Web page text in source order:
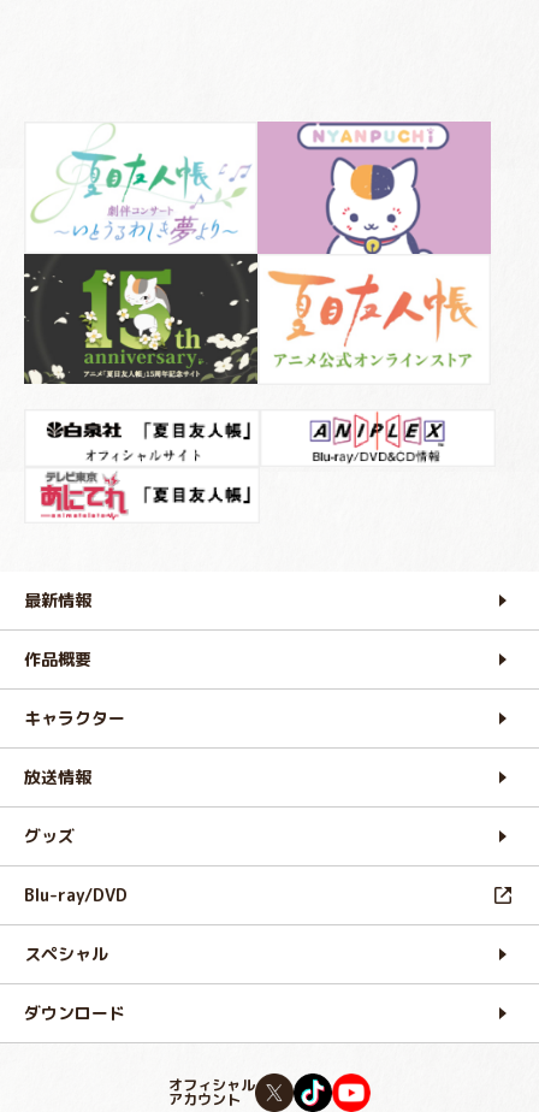
最新情報
作品概要
キャラクター
放送情報
グッズ
Blu-ray/DVD
スペシャル
ダウンロード
オフィシャル
アカウント